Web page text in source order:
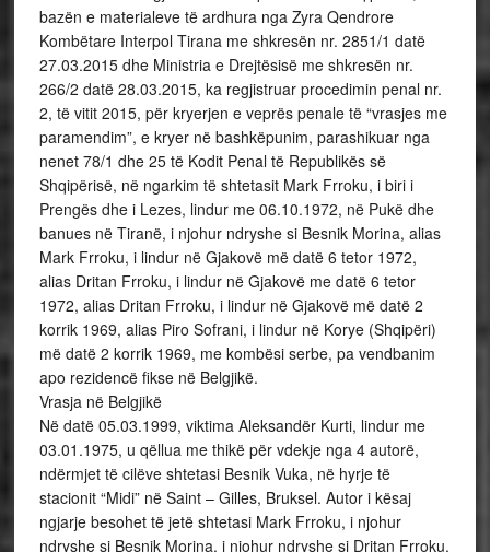
bazën e materialeve të ardhura nga Zyra Qendrore
Kombëtare Interpol Tirana me shkresën nr. 2851/1 datë
27.03.2015 dhe Ministria e Drejtësisë me shkresën nr.
266/2 datë 28.03.2015, ka regjistruar procedimin penal nr.
2, të vitit 2015, për kryerjen e veprës penale të “vrasjes me
paramendim”, e kryer në bashkëpunim, parashikuar nga
nenet 78/1 dhe 25 të Kodit Penal të Republikës së
Shqipërisë, në ngarkim të shtetasit Mark Frroku, i biri i
Prengës dhe i Lezes, lindur me 06.10.1972, në Pukë dhe
banues në Tiranë, i njohur ndryshe si Besnik Morina, alias
Mark Frroku, i lindur në Gjakovë më datë 6 tetor 1972,
alias Dritan Frroku, i lindur në Gjakovë me datë 6 tetor
1972, alias Dritan Frroku, i lindur në Gjakovë më datë 2
korrik 1969, alias Piro Sofrani, i lindur në Korye (Shqipëri)
më datë 2 korrik 1969, me kombësi serbe, pa vendbanim
apo rezidencë fikse në Belgjikë.
Vrasja në Belgjikë
Në datë 05.03.1999, viktima Aleksandër Kurti, lindur me
03.01.1975, u qëllua me thikë për vdekje nga 4 autorë,
ndërmjet të cilëve shtetasi Besnik Vuka, në hyrje të
stacionit “Midi” në Saint – Gilles, Bruksel. Autor i kësaj
ngjarje besohet të jetë shtetasi Mark Frroku, i njohur
ndryshe si Besnik Morina, i njohur ndryshe si Dritan Frroku,